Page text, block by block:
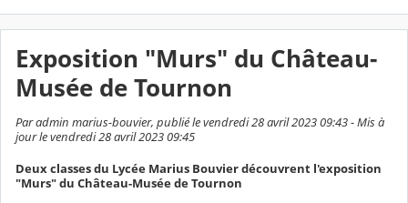
Exposition "Murs" du Château-
Musée de Tournon
Par admin marius-bouvier, publié le vendredi 28 avril 2023 09:43 - Mis à
jour le vendredi 28 avril 2023 09:45
Deux classes du Lycée Marius Bouvier découvrent l'exposition
"Murs" du Château-Musée de Tournon